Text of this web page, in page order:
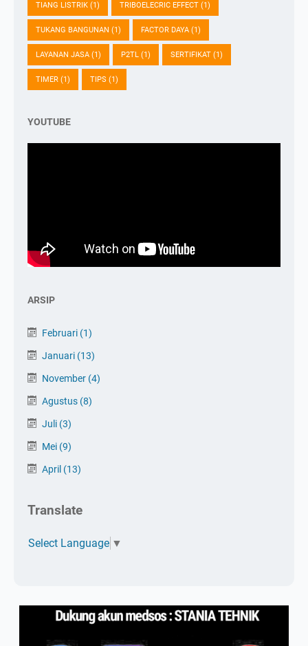
TIANG LISTRIK (1) TRIBOELECRIC EFFECT (1)
TUKANG BANGUNAN (1) FACTOR DAYA (1)
LAYANAN JASA (1) P2TL (1) SERTIFIKAT (1)
TIMER (1) TIPS (1)
YOUTUBE
ARSIP
Februari (1)
Januari (13)
November (4)
Agustus (8)
Juli (3)
Mei (9)
April (13)
Translate
Select Language ▼